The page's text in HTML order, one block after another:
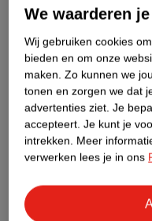
Productinformatie
Etiketinformatie
Nature Impact Score
Dit
We waarderen
Wij gebruiken cookies
bieden en om onze
maken. Zo kunnen we
tonen en zorgen we dat
advertenties ziet. Je
accepteert. Je kunt je
intrekken. Meer
verwerken lees je in ons